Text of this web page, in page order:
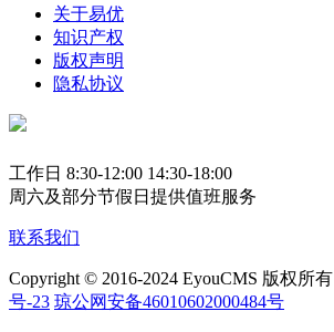
关于易优
知识产权
版权声明
隐私协议
工作日 8:30-12:00 14:30-18:00
周六及部分节假日提供值班服务
联系我们
Copyright © 2016-2024 EyouCMS 版权所有
号-23 琼公网安备46010602000484号